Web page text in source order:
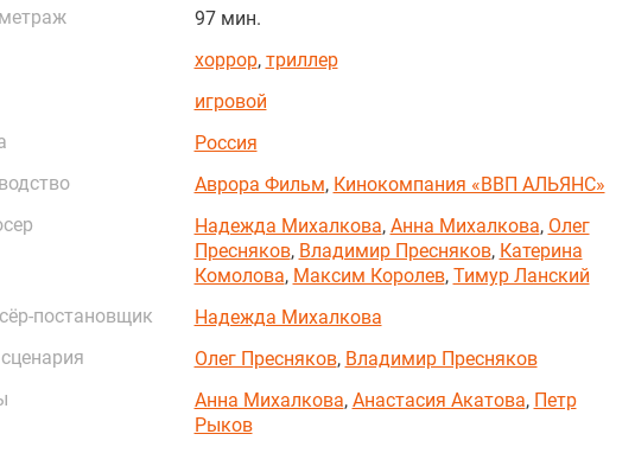
97 мин.
хоррор, триллер
игровой
Россия
Аврора Фильм, Кинокомпания «ВВП АЛЬЯНС»
Надежда Михалкова, Анна Михалкова, Олег
Пресняков, Владимир Пресняков, Катерина
Комолова, Максим Королев, Тимур Ланский
постановщик
Надежда Михалкова
Олег Пресняков, Владимир Пресняков
Анна Михалкова, Анастасия Акатова, Петр
Рыков